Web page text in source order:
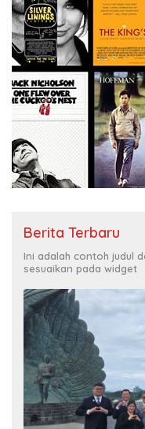
Berita Terbaru
Ini adalah contoh judul
sesuaikan pada widget